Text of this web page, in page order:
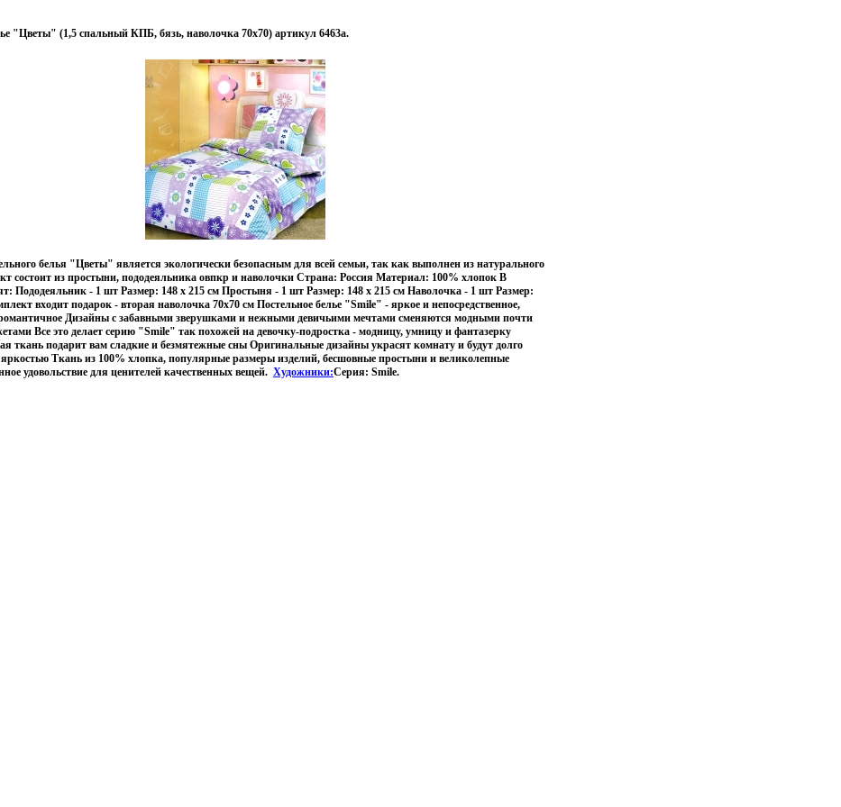
"Цветы" (1,5 спальный КПБ, бязь, наволочка 70х70) артикул 6463a.
белья "Цветы" является экологически безопасным для всей семьи, так как выполнен из натурального
состоит из простыни, пододеяльника овпкр и наволочки Страна: Россия Материал: 100% хлопок В
Пододеяльник - 1 шт Размер: 148 х 215 см Простыня - 1 шт Размер: 148 х 215 см Наволочка - 1 шт Размер:
входит подарок - вторая наволочка 70х70 см Постельное белье "Smile" - яркое и непосредственное,
Дизайны с забавными зверушками и нежными девичьими мечтами сменяются модными почти
Все это делает серию "Smile" так похожей на девочку-подростка - модницу, умницу и фантазерку
ткань подарит вам сладкие и безмятежные сны Оригинальные дизайны украсят комнату и будут долго
яркостью Ткань из 100% хлопка, популярные размеры изделий, бесшовные простыни и великолепные
удовольствие для ценителей качественных вещей. Художники:Серия: Smile.